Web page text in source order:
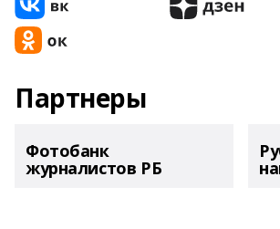
Партнеры
Фотобанк
журналистов РБ